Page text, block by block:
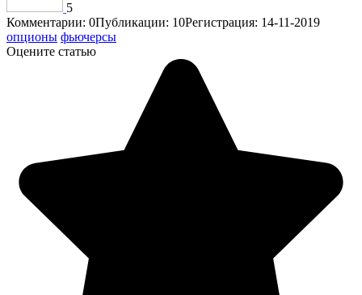
5
Комментарии: 0Публикации: 10Регистрация: 14-11-2019
опционы фьючерсы
Оцените статью